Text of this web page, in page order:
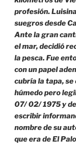
profesión.
suegros desde
Ante la gran
el mar, decidió
la pesca. Fue
con un papel
cubría la tapa,
húmedo pero
07/ 02/ 1975 y
escribir
nombre de su
que era de El